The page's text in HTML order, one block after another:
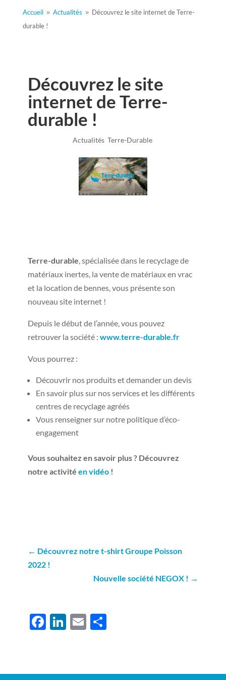
Accueil 9 Actualités 9 Découvrez le site internet de Terre-
durable !
Découvrez le site
internet de Terre-
durable !
Actualités, Terre-Durable
Terre-durable, spécialisée dans le recyclage de
matériaux inertes, la vente de matériaux en vrac
et la location de bennes, vous présente son
nouveau site internet !
Depuis le début de l’année, vous pouvez
retrouver la société : www.terre-durable.fr
Vous pourrez :
Découvrir nos produits et demander un devis
En savoir plus sur nos services et les différents
centres de recyclage agréés
Vous renseigner sur notre politique d’éco-
engagement
Vous souhaitez en savoir plus ? Découvrez
notre activité en vidéo!
← Découvrez notre t-shirt Groupe Poisson
2022 !
Nouvelle société NEGOX ! →
F
b
Li
e
E P
g